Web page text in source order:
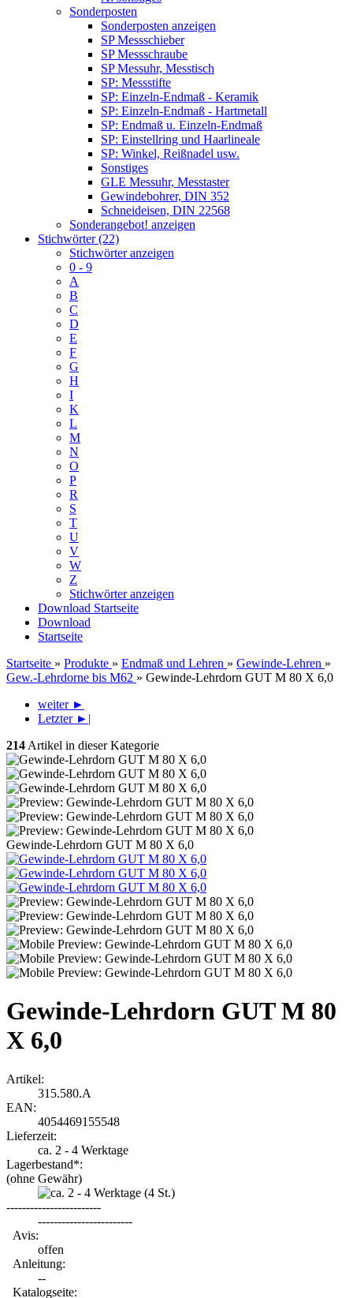
Sonderposten
Sonderposten anzeigen
SP Messschieber
SP Messschraube
SP Messuhr, Messtisch
SP: Messstifte
SP: Einzeln-Endmaß - Keramik
SP: Einzeln-Endmaß - Hartmetall
SP: Endmaß u. Einzeln-Endmaß
SP: Einstellring und Haarlineale
SP: Winkel, Reißnadel usw.
Sonstiges
GLE Messuhr, Messtaster
Gewindebohrer, DIN 352
Schneideisen, DIN 22568
Sonderangebot! anzeigen
Stichwörter (22)
Stichwörter anzeigen
0 - 9
A
B
C
D
E
F
G
H
I
K
L
M
N
O
P
R
S
T
U
V
W
Z
Stichwörter anzeigen
Download Startseite
Download
Startseite
Startseite » Produkte » Endmaß und Lehren » Gewinde-Lehren »
Gew.-Lehrdorne bis M62 » Gewinde-Lehrdorn GUT M 80 X 6,0
weiter ►
Letzter ►|
214 Artikel in dieser Kategorie
Gewinde-Lehrdorn GUT M 80 X 6,0
Gewinde-Lehrdorn GUT M 80
X 6,0
Artikel:
315.580.A
EAN:
4054469155548
Lieferzeit:
ca. 2 - 4 Werktage
Lagerbestand*:
(ohne Gewähr)
(4 St.)
------------------------
------------------------
Avis:
offen
Anleitung:
--
Katalogseite: